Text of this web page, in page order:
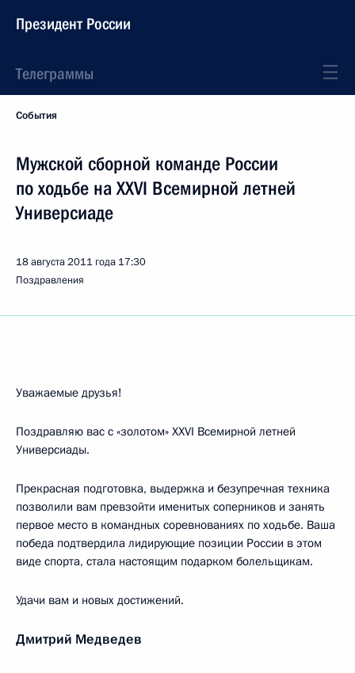
Президент России
Телеграммы
События
Мужской сборной команде России
по ходьбе на XXVI Всемирной летней
Универсиаде
18 августа 2011 года 17:30
Поздравления
Уважаемые друзья!
Поздравляю вас с «золотом» XXVI Всемирной летней
Универсиады.
Прекрасная подготовка, выдержка и безупречная техника
позволили вам превзойти именитых соперников и занять
первое место в командных соревнованиях по ходьбе. Ваша
победа подтвердила лидирующие позиции России в этом
виде спорта, стала настоящим подарком болельщикам.
Удачи вам и новых достижений.
Дмитрий Медведев